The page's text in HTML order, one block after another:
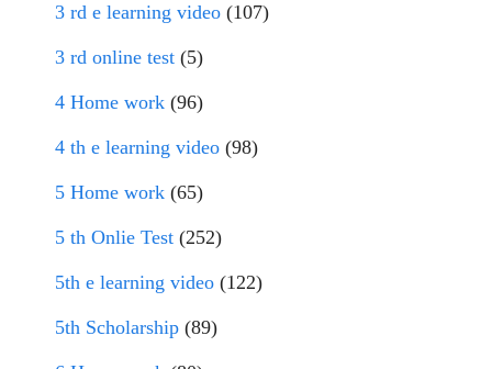
3 rd e learning video (107)
3 rd online test (5)
4 Home work (96)
4 th e learning video (98)
5 Home work (65)
5 th Onlie Test (252)
5th e learning video (122)
5th Scholarship (89)